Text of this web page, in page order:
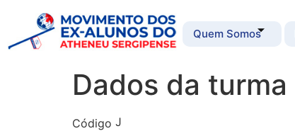
Quem Somos
Dados da turma
Código J